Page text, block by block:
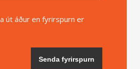
út áður en fyrirspurn er